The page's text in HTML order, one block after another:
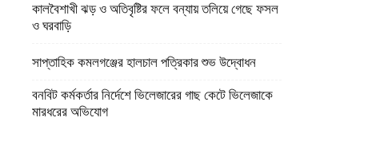
কালবৈশাখী ঝড় ও অতিবৃষ্টির ফলে বন্যায় তলিয়ে গেছে ফসল
ও ঘরবাড়ি
সাপ্তাহিক কমলগঞ্জের হালচাল পত্রিকার শুভ উদ্বোধন
বনবিট কর্মকর্তার নির্দেশে ভিলেজারের গাছ কেটে ভিলেজাকে
মারধরের অভিযোগ